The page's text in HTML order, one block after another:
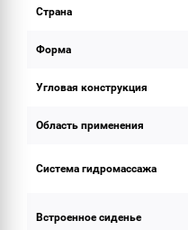
Страна
Форма
Угловая конструкция
Область применения
Система гидромассажа
Встроенное сиденье